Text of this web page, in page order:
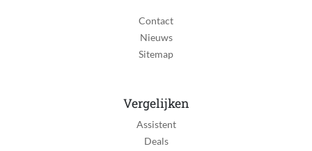
Contact
Nieuws
Sitemap
Vergelijken
Assistent
Deals